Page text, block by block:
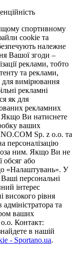
спортивному
cookie та
належне
Вашої згоди –
реклами, тобто
та реклами,
для вимірювання
рекламні
як для
рекламних
Якщо Ви натиснете
ваших
Sp. z o.o. та
персоналізацію
ним. Якщо Ви не
обсяг або
«Налаштувань». У
персональні
інтерес
високого рівня
та
ваших
Контакт:
в нашій
- Sportano.ua.